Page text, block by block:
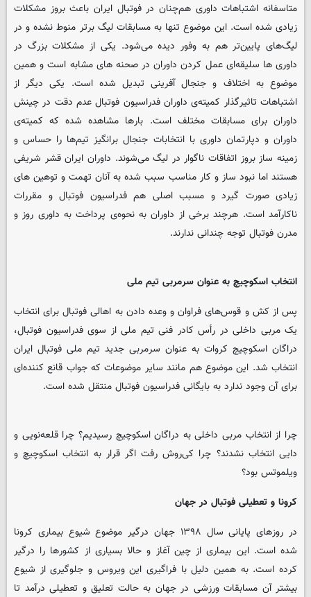
متاسفانه اشتباهات داوری هم‌چنان در فوتبال ایران باعث بروز مشکلات
زیادی شده است. این موضوع تنها به مسابقات لیگ برتر منوط نشده و در
لیگ‌های پایین‌تر هم به وفور دیده می‌شود. یکی از مشکلات بزرگ در
داوری ها سلیقه‌ای عمل کردن داوران در صحنه های مشابه است و همین
موضوع به اختلاف و جنجال آفرینی تبدیل شده است. یکی دیگر از
اشتباهات تاثیرگذار کمیته‌ی داوران فدراسیون فوتبال عدم دقت در چینش
داوران برای مسابقات مختلف است. بارها مشاهده شده که کمیته‌ی
داوران و دپارتمان داوری با انتخابات جنجال برانگیز تیم‌ها را حساس و
زمینه ساز بروز اتفاقات ناگوار در لیگ می‌شوند. داوران ایران قشر شریفی
هستند اما نبود ساز و کار مناسب سبب شده به آنان تهمت و توهین های
زیادی صورت گیرد و مسبب اصلی هم فدراسیون فوتبال و مقررات
ناکارآمد است. هرچند برخی از داوران به نحوه‌ی پرداخت به داوری روز و
مدرن فوتبال توجه چندانی ندارند.
انتخاب اسکوچیچ به عنوان سرمربی تیم ملی
پس از کش و قوس‌های فراوان و وعده دادن به اهالی فوتبال برای انتخاب
یک مربی داخلی در رأس کادر فنی تیم ملی از سوی فدراسیون فوتبال،
دراگان اسکوچیچ کروات به عنوان سرمربی جدید تیم ملی فوتبال ایران
انتخاب شد. این موضوع هم مانند سایر موضوعات که جواب قانع کننده‌ای
برای آن وجود ندارد به بایگانی فدراسیون فوتبال منتقل شده است.
چرا از انتخاب مربی داخلی به دراگان اسکوچیچ رسیدیم؟ چرا قلعه‌نویی و
دایی انتخاب نشدند؟ چرا کی‌روش رفت اگر قرار به انتخاب اسکوچیچ و
ویلموتس بود؟
کرونا و تعطیلی فوتبال در جهان
در روزهای پایانی سال ۱۳۹۸ جهان درگیر موضوع شیوع بیماری کرونا
شده است. این بیماری از چین آغاز و حالا بسیاری از کشورها را درگیر
کرده است. به همین دلیل با فراگیری این ویروس و جلوگیری از شیوع
بیشتر آن مسابقات ورزشی در جهان به حالت تعلیق و تعطیلی درآمد تا